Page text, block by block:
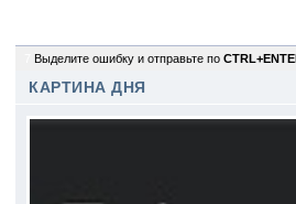
Выделите ошибку и отправьте по
КАРТИНА ДНЯ